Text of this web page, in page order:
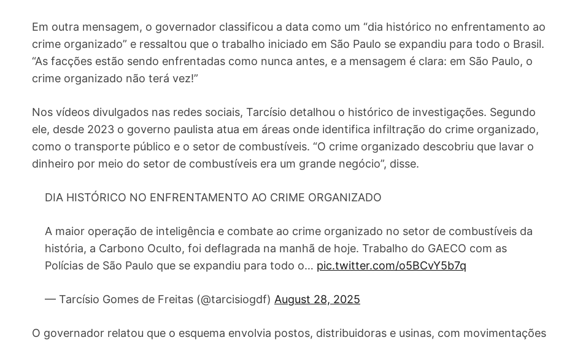
Em outra mensagem, o governador classificou a data como um “dia histórico no enfrentamento ao
crime organizado” e ressaltou que o trabalho iniciado em São Paulo se expandiu para todo o Brasil.
“As facções estão sendo enfrentadas como nunca antes, e a mensagem é clara: em São Paulo, o
crime organizado não terá vez!”
Nos vídeos divulgados nas redes sociais, Tarcísio detalhou o histórico de investigações. Segundo
ele, desde 2023 o governo paulista atua em áreas onde identifica infiltração do crime organizado,
como o transporte público e o setor de combustíveis. “O crime organizado descobriu que lavar o
dinheiro por meio do setor de combustíveis era um grande negócio”, disse.
DIA HISTÓRICO NO ENFRENTAMENTO AO CRIME ORGANIZADO
A maior operação de inteligência e combate ao crime organizado no setor de combustíveis da
história, a Carbono Oculto, foi deflagrada na manhã de hoje. Trabalho do GAECO com as
Polícias de São Paulo que se expandiu para todo o… pic.twitter.com/o5BCvY5b7q
— Tarcísio Gomes de Freitas (@tarcisiogdf) August 28, 2025
O governador relatou que o esquema envolvia postos, distribuidoras e usinas, com movimentações